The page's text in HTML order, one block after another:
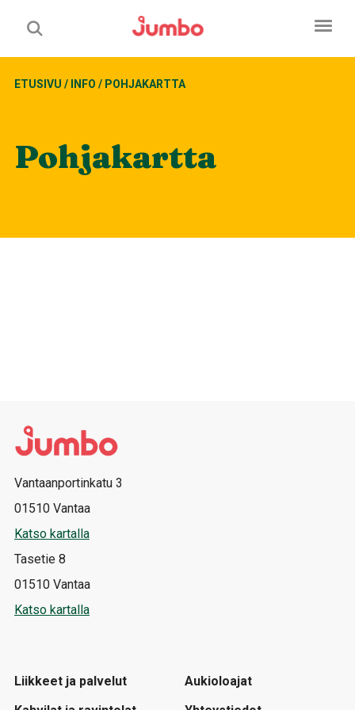
ETUSIVU / INFO / POHJAKARTTA
Pohjakartta
Vantaanportinkatu 3
01510 Vantaa
Katso kartalla
Tasetie 8
01510 Vantaa
Katso kartalla
Liikkeet ja palvelut
Aukioloajat